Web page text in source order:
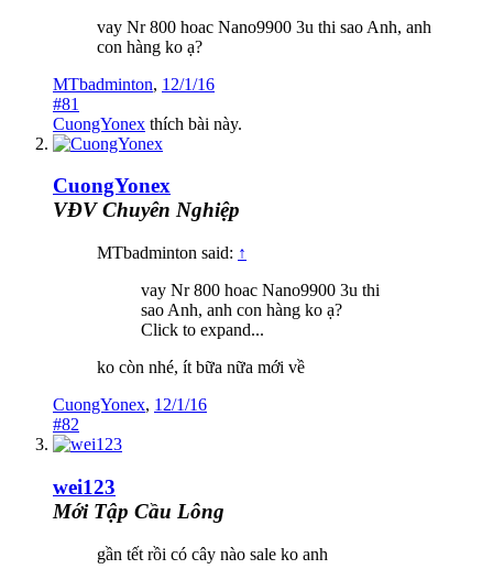
vay Nr 800 hoac Nano9900 3u thi sao Anh, anh
con hàng ko ạ?
MTbadminton, 12/1/16
#81
CuongYonex thích bài này.
CuongYonex
VĐV Chuyên Nghiệp
MTbadminton said: ↑
vay Nr 800 hoac Nano9900 3u thi
sao Anh, anh con hàng ko ạ?
Click to expand...
ko còn nhé, ít bữa nữa mới về
CuongYonex, 12/1/16
#82
wei123
Mới Tập Cầu Lông
gần tết rồi có cây nào sale ko anh